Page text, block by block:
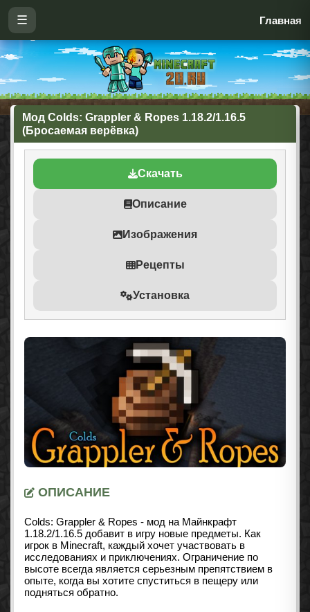
☰ Главная
Мод Colds: Grappler & Ropes 1.18.2/1.16.5
(Бросаемая верёвка)
Скачать
Описание
Изображения
Рецепты
Установка
ОПИСАНИЕ
Colds: Grappler & Ropes - мод на Майнкрафт
1.18.2/1.16.5 добавит в игру новые предметы. Как
игрок в Minecraft, каждый хочет участвовать в
исследованиях и приключениях. Ограничение по
высоте всегда является серьезным препятствием в
опыте, когда вы хотите спуститься в пещеру или
подняться обратно.